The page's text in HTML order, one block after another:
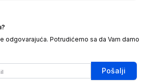
odgovarajuća. Potrudićemo sa da Vam damo
Pošalji